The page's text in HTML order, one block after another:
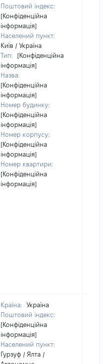
Поштовий індекс:
[Конфіденційна
інформація]
Населений пункт:
Київ / Україна
Тип:
[Конфіденційна
інформація]
Назва:
[Конфіденційна
інформація]
Номер будинку:
[Конфіденційна
інформація]
Номер корпусу:
[Конфіденційна
інформація]
Номер квартири:
[Конфіденційна
інформація]
Країна:
Україна
Поштовий індекс:
[Конфіденційна
інформація]
Населений пункт:
Гурзуф / Ялта /